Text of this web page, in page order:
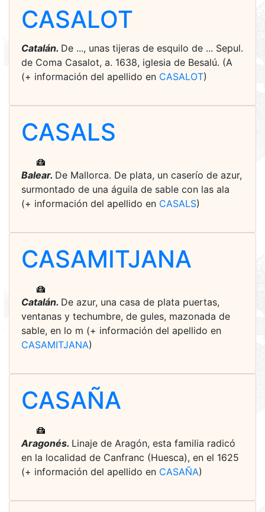
CASALOT
Catalán. De ..., unas tijeras de esquilo de ... Sepul.
de Coma Casalot, a. 1638, iglesia de Besalú. (A
(+ información del apellido en CASALOT)
CASALS
Balear. De Mallorca. De plata, un caserío de azur,
surmontado de una águila de sable con las ala
(+ información del apellido en CASALS)
CASAMITJANA
Catalán. De azur, una casa de plata puertas,
ventanas y techumbre, de gules, mazonada de
sable, en lo m (+ información del apellido en
CASAMITJANA)
CASAÑA
Aragonés. Linaje de Aragón, esta familia radicó
en la localidad de Canfranc (Huesca), en el 1625
(+ información del apellido en CASAÑA)